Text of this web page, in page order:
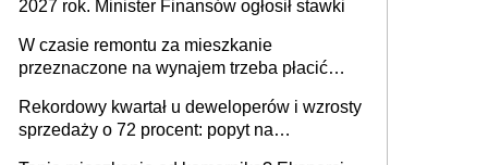
2027 rok. Minister Finansów ogłosił stawki
W czasie remontu za mieszkanie
przeznaczone na wynajem trzeba płacić
realizuje w nim potrzeb mieszkaniowych
Rekordowy kwartał u deweloperów i wzrosty
sprzedaży o 72 procent: popyt na